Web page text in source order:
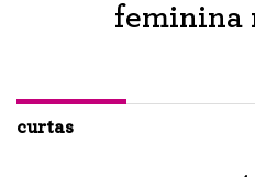
feminina
curtas